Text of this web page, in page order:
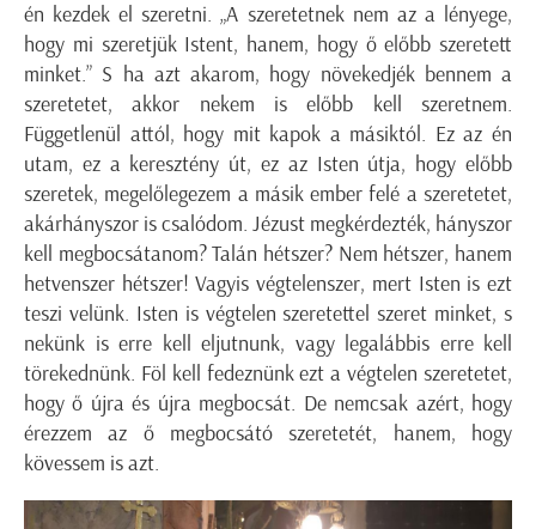
én kezdek el szeretni. „A szeretetnek nem az a lényege,
hogy mi szeretjük Istent, hanem, hogy ő előbb szeretett
minket.” S ha azt akarom, hogy növekedjék bennem a
szeretetet, akkor nekem is előbb kell szeretnem.
Függetlenül attól, hogy mit kapok a másiktól. Ez az én
utam, ez a keresztény út, ez az Isten útja, hogy előbb
szeretek, megelőlegezem a másik ember felé a szeretetet,
akárhányszor is csalódom. Jézust megkérdezték, hányszor
kell megbocsátanom? Talán hétszer? Nem hétszer, hanem
hetvenszer hétszer! Vagyis végtelenszer, mert Isten is ezt
teszi velünk. Isten is végtelen szeretettel szeret minket, s
nekünk is erre kell eljutnunk, vagy legalábbis erre kell
törekednünk. Föl kell fedeznünk ezt a végtelen szeretetet,
hogy ő újra és újra megbocsát. De nemcsak azért, hogy
érezzem az ő megbocsátó szeretetét, hanem, hogy
kövessem is azt.